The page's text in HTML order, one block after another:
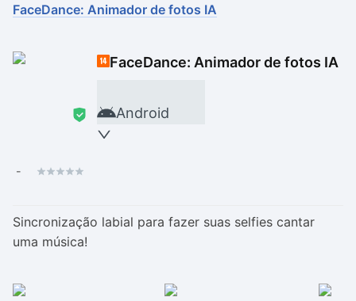
Ver mais
Ver mais
FaceDance: Animador de fotos IA
FaceDance: Animador de fotos IA
Android
-
Sincronização labial para fazer suas selfies cantar
uma música!